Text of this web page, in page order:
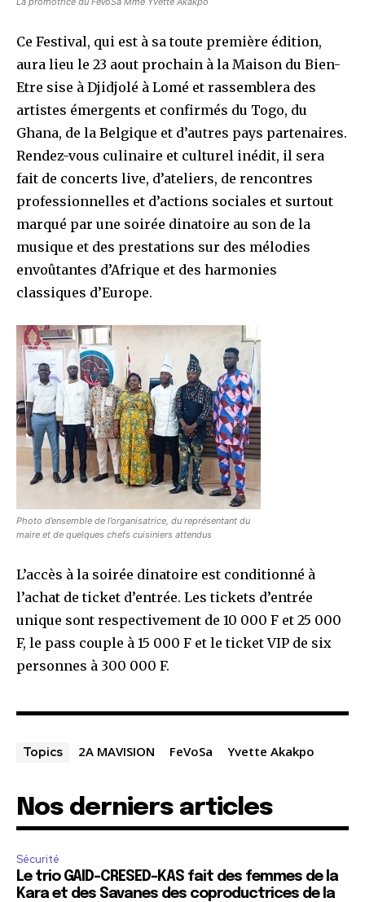
Ce Festival, qui est à sa toute première édition,
aura lieu le 23 aout prochain à la Maison du Bien-
Etre sise à Djidjolé à Lomé et rassemblera des
artistes émergents et confirmés du Togo, du
Ghana, de la Belgique et d’autres pays partenaires.
Rendez-vous culinaire et culturel inédit, il sera
fait de concerts live, d’ateliers, de rencontres
professionnelles et d’actions sociales et surtout
marqué par une soirée dinatoire au son de la
musique et des prestations sur des mélodies
envoûtantes d’Afrique et des harmonies
classiques d’Europe.
Photo d’ensemble de l’organisatrice, du représentant du
maire et de quelques chefs cuisiniers attendus
L’accès à la soirée dinatoire est conditionné à
l’achat de ticket d’entrée. Les tickets d’entrée
unique sont respectivement de 10 000 F et 25 000
F, le pass couple à 15 000 F et le ticket VIP de six
personnes à 300 000 F.
Topics 2A MAVISION FeVoSa Yvette Akakpo
Nos derniers articles
Sécurité
Le trio GAID-CRESED-KAS fait des femmes de la
Kara et des Savanes des coproductrices de la